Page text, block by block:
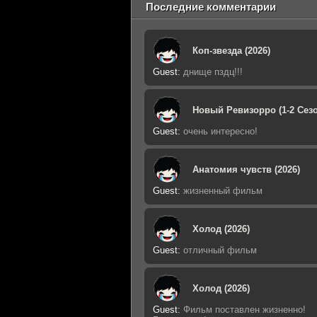
Последние комментарии
Коп-звезда (2026)
Guest: днище пздц!!!
Новый Ревизорро (1-2
Guest: очень интересно!
Анатомия чувств (2026)
Guest: жизненный фильм
Холод (2026)
Guest: отличный фильм
Холод (2026)
Guest: Фильм поставлен жизненно!